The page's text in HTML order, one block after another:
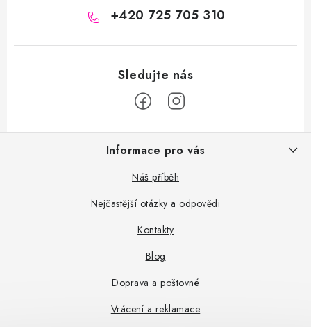
+420 725 705 310
Z
Informace pro vás
Náš příběh
Nejčastější otázky a odpovědi
Kontakty
Blog
Doprava a poštovné
Vrácení a reklamace